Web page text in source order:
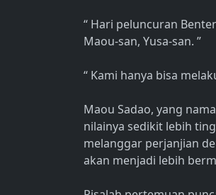
“ Hari peluncuran
Maou-san, Yusa-san. ”
“ Kami hanya bisa
Maou Sadao, yang
nilainya sedikit lebih
melanggar perjanjian
akan menjadi lebih